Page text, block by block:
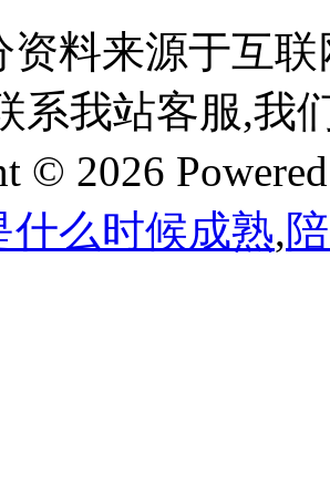
资料来源于互
系我站客服,我
© 2026
什么时候成熟,